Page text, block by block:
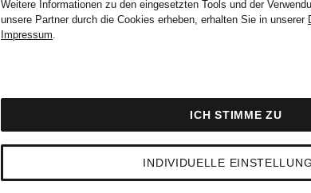
Weitere Informationen zu den eingesetzten Tools und der
unsere Partner durch die Cookies erheben, erhalten Sie in unserer
Impressum.
INDIVIDUELLE
ICH STIMME ZU